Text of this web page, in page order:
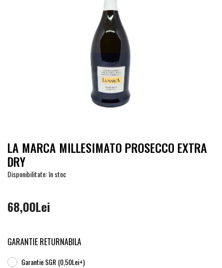
LA MARCA MILLESIMATO PROSECCO EXTRA
DRY
Disponibilitate: în stoc
68,00Lei
GARANTIE RETURNABILA
Garantie SGR (0,50Lei+)